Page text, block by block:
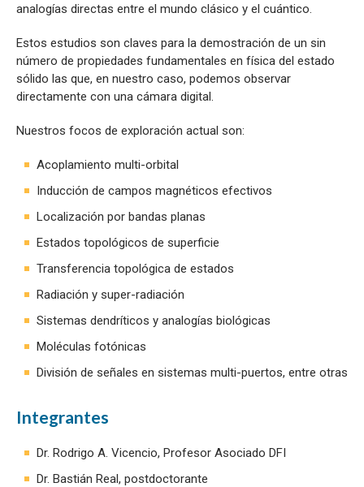
analogías directas entre el mundo clásico y el cuántico.
Estos estudios son claves para la demostración de un sin
número de propiedades fundamentales en física del estado
sólido las que, en nuestro caso, podemos observar
directamente con una cámara digital.
Nuestros focos de exploración actual son:
Acoplamiento multi-orbital
Inducción de campos magnéticos efectivos
Localización por bandas planas
Estados topológicos de superficie
Transferencia topológica de estados
Radiación y super-radiación
Sistemas dendríticos y analogías biológicas
Moléculas fotónicas
División de señales en sistemas multi-puertos, entre otras
Integrantes
Dr. Rodrigo A. Vicencio, Profesor Asociado DFI
Dr. Bastián Real, postdoctorante